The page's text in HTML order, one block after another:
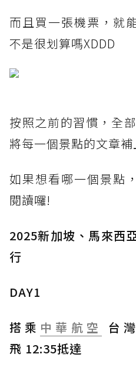
而且買一張機票，就
不是很划算嗎XDDD
按照之前的習慣，全
將每一個景點的文章補
如果想看哪一個景點
閱讀囉!
2025新加坡、馬來西
行
DAY1
搭乘 中華航空
台
飛 12:35抵達